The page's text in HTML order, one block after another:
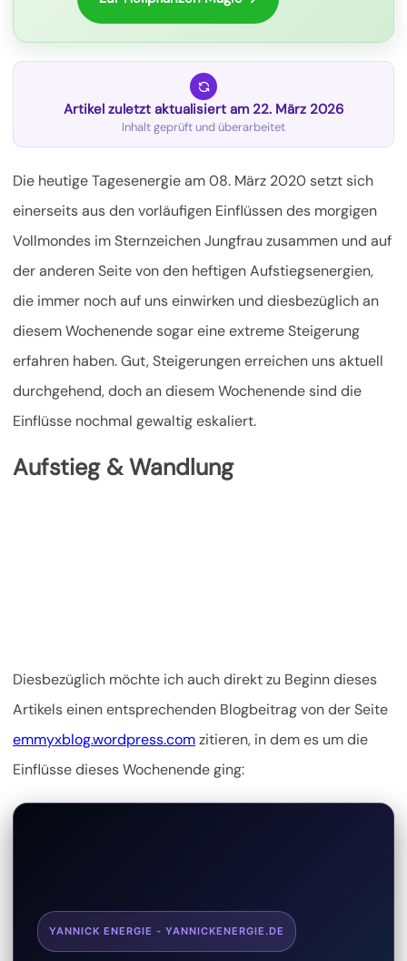
Artikel zuletzt aktualisiert am 22. März 2026
Inhalt geprüft und überarbeitet
Die heutige Tagesenergie am 08. März 2020 setzt sich
einerseits aus den vorläufigen Einflüssen des morgigen
Vollmondes im Sternzeichen Jungfrau zusammen und auf
der anderen Seite von den heftigen Aufstiegsenergien,
die immer noch auf uns einwirken und diesbezüglich an
diesem Wochenende sogar eine extreme Steigerung
erfahren haben. Gut, Steigerungen erreichen uns aktuell
durchgehend, doch an diesem Wochenende sind die
Einflüsse nochmal gewaltig eskaliert.
Aufstieg & Wandlung
Diesbezüglich möchte ich auch direkt zu Beginn dieses
Artikels einen entsprechenden Blogbeitrag von der Seite
emmyxblog.wordpress.comzitieren, in dem es um die
Einflüsse dieses Wochenende ging:
YANNICK ENERGIE - YANNICKENERGIE.DE